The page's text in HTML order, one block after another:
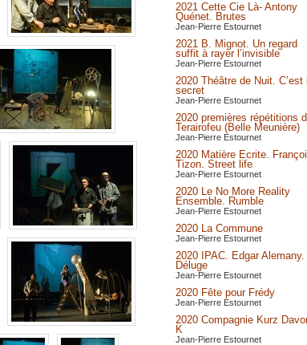
2021 Cette Cie Là- Antony
Quénet. Brutes
Jean-Pierre Estournet
2021 B. Mignot. Un regard
suffit à rayer l’invisible
Jean-Pierre Estournet
2020 Théâtre de Nuit. C’est
secret
Jean-Pierre Estournet
2020 premières répétitions
Terairofeu (Belle Meunière)
Jean-Pierre Estournet
2020 Matière Ecrite.
Tizon. Street life
Jean-Pierre Estournet
2020 Le No More Reality
Ensemble. Rumble
Jean-Pierre Estournet
2020 La Commune
Jean-Pierre Estournet
2020 IPAC. Edgar Alemany.
Déluge
Jean-Pierre Estournet
2020 Fête pour Frédy
Jean-Pierre Estournet
2020 Compagnie Kurz
K
Jean-Pierre Estournet